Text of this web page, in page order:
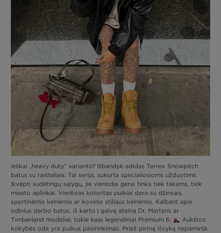
Ieškai „heavy duty“ varianto? Išbandyk adidas Terrex Snowpitch
batus su raišteliais. Tai serija, sukurta specialiosioms užduotims.
Įkvėpti sudėtingų sąlygų, jie vienodai gerai tinka tiek takams, tiek
miesto aplinkai. Vientisas koloritas puikiai dera su džinsais,
sportinėmis kelnėmis ar kovinio stiliaus kelnėmis. Kalbant apie
odinius darbo batus, iš karto į galvą ateina Dr. Martens ar
Timberland modeliai, tokie kaip legendiniai Premium 6.
Aukštos
kokybės oda yra puikus pasirinkimas. Prieš pirmą išvyką nepamiršk